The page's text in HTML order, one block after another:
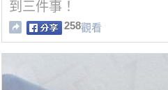
到三件事！
258觀看